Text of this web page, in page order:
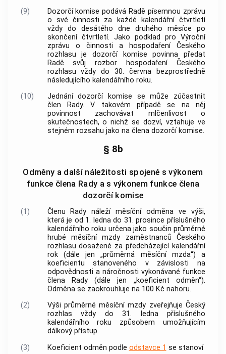
(9)
Dozorčí komise podává Radě písemnou zprávu
o své činnosti za každé kalendářní čtvrtletí
vždy do desátého dne druhého měsíce po
skončení čtvrtletí. Jako podklad pro Výroční
zprávu o činnosti a hospodaření Českého
rozhlasu je dozorčí komise povinna předat
Radě svůj rozbor hospodaření Českého
rozhlasu vždy do 30. června bezprostředně
následujícího kalendářního roku.
(10)
Jednání dozorčí komise se může zúčastnit
člen Rady. V takovém případě se na něj
povinnost zachovávat mlčenlivost o
skutečnostech, o nichž se dozví, vztahuje ve
stejném rozsahu jako na člena dozorčí komise.
§ 8b
Odměny a další náležitosti spojené s výkonem
funkce člena Rady a s výkonem funkce člena
dozorčí komise
(1)
Členu Rady náleží měsíční odměna ve výši,
která je od 1. ledna do 31. prosince příslušného
kalendářního roku určena jako součin průměrné
hrubé měsíční mzdy zaměstnanců Českého
rozhlasu dosažené za předcházející kalendářní
rok (dále jen „průměrná měsíční mzda“) a
koeficientu stanoveného v závislosti na
odpovědnosti a náročnosti vykonávané funkce
člena Rady (dále jen „koeficient odměn“).
Odměna se zaokrouhluje na 100 Kč nahoru.
(2)
Výši průměrné měsíční mzdy zveřejňuje Český
rozhlas vždy do 31. ledna příslušného
kalendářního roku způsobem umožňujícím
dálkový přístup.
(3)
Koeficient odměn podle odstavce 1 se stanoví